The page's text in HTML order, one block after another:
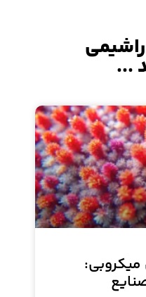
...